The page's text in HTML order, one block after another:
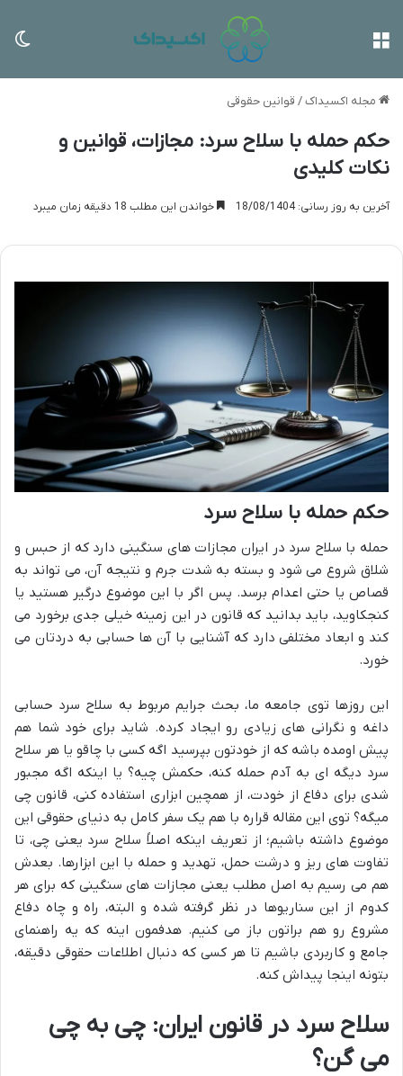
مجله اکسیداک/ قوانین حقوقی
حکم حمله با سلاح سرد: مجازات، قوانین و
نکات کلیدی
آخرین به روز رسانی: 18/08/1404 خواندن این مطلب 18 دقیقه زمان میبرد
حکم حمله با سلاح سرد
حمله با سلاح سرد در ایران مجازات های سنگینی دارد که از حبس و
شلاق شروع می شود و بسته به شدت جرم و نتیجه آن، می تواند به
قصاص یا حتی اعدام برسد. پس اگر با این موضوع درگیر هستید یا
کنجکاوید، باید بدانید که قانون در این زمینه خیلی جدی برخورد می
کند و ابعاد مختلفی دارد که آشنایی با آن ها حسابی به دردتان می
خورد.
این روزها توی جامعه ما، بحث جرایم مربوط به سلاح سرد حسابی
داغه و نگرانی های زیادی رو ایجاد کرده. شاید برای خود شما هم
پیش اومده باشه که از خودتون بپرسید اگه کسی با چاقو یا هر سلاح
سرد دیگه ای به آدم حمله کنه، حکمش چیه؟ یا اینکه اگه مجبور
شدی برای دفاع از خودت، از همچین ابزاری استفاده کنی، قانون چی
میگه؟ توی این مقاله قراره با هم یک سفر کامل به دنیای حقوقی این
موضوع داشته باشیم؛ از تعریف اینکه اصلاً سلاح سرد یعنی چی، تا
تفاوت های ریز و درشت حمل، تهدید و حمله با این ابزارها. بعدش
هم می رسیم به اصل مطلب یعنی مجازات های سنگینی که برای هر
کدوم از این سناریوها در نظر گرفته شده و البته، راه و چاه دفاع
مشروع رو هم براتون باز می کنیم. هدفمون اینه که یه راهنمای
جامع و کاربردی باشیم تا هر کسی که دنبال اطلاعات حقوقی دقیقه،
بتونه اینجا پیداش کنه.
سلاح سرد در قانون ایران: چی به چی
می گن؟